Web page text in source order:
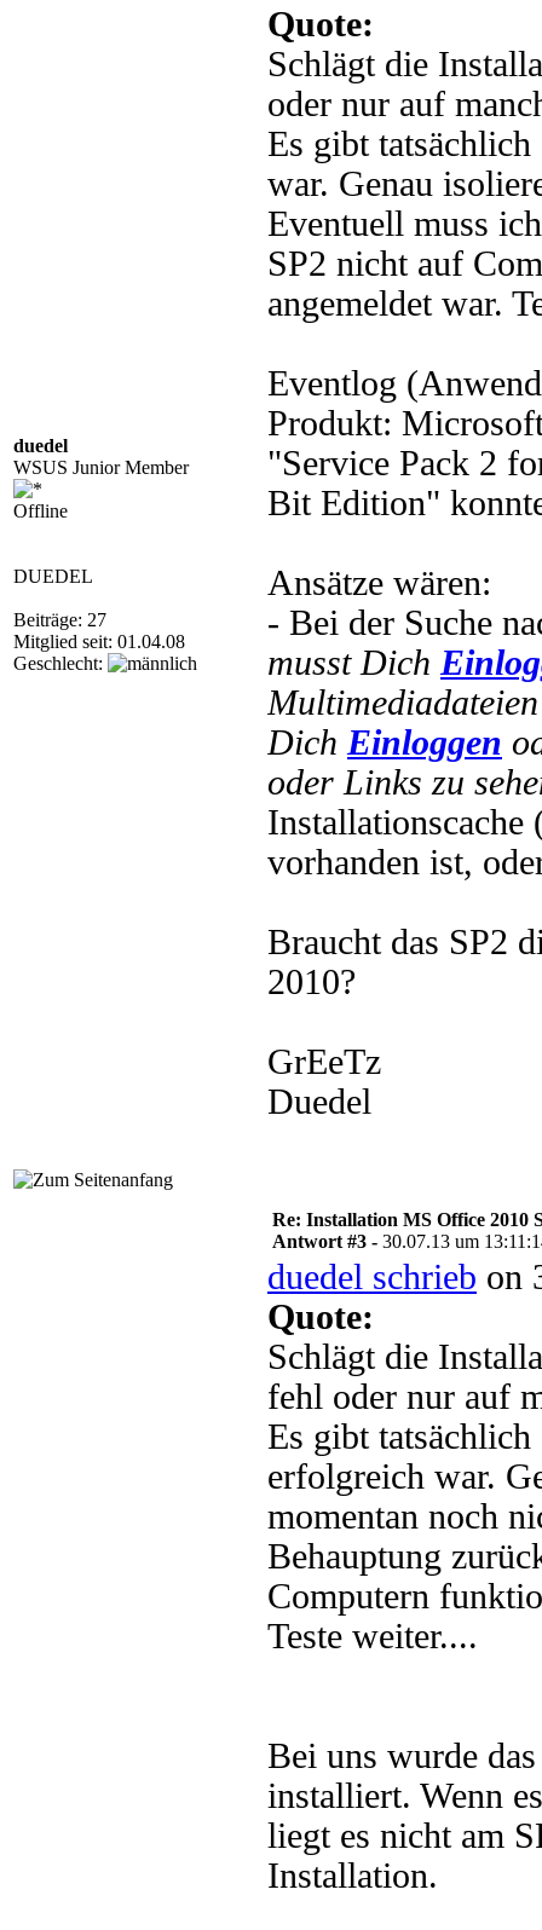
duedel
WSUS Junior Member
Offline
DUEDEL
Beiträge: 27
Mitglied seit: 01.04.08
Geschlecht:
Quote:
Schlägt die
oder nur auf
Es gibt
war. Genau
Eventuell muss
SP2 nicht auf
angemeldet war.
Eventlog
Produkt:
"Service Pack 2
Bit Edition"
Ansätze wären:
- Bei der Suche
musst Dich
Dich Einloggen
oder Links zu
Installationscache
vorhanden ist,
Braucht das SP2
2010?
GrEeTz
Duedel
Re: Installation MS Office 2010
Antwort #3 - 30.07.13 um
duedel schrieb on
Quote:
Schlägt die
fehl oder nur auf
Es gibt tatsächlich
erfolgreich war.
momentan noch
Behauptung
Computern
Teste weiter....
Bei uns wurde
installiert. Wenn
liegt es nicht am
Installation.